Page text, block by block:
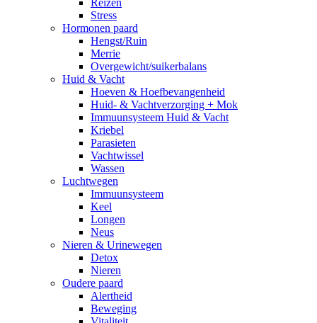
Reizen
Stress
Hormonen paard
Hengst/Ruin
Merrie
Overgewicht/suikerbalans
Huid & Vacht
Hoeven & Hoefbevangenheid
Huid- & Vachtverzorging + Mok
Immuunsysteem Huid & Vacht
Kriebel
Parasieten
Vachtwissel
Wassen
Luchtwegen
Immuunsysteem
Keel
Longen
Neus
Nieren & Urinewegen
Detox
Nieren
Oudere paard
Alertheid
Beweging